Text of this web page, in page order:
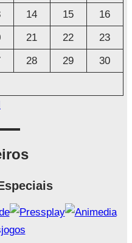
14 15
16
21 22
23
28 29
30